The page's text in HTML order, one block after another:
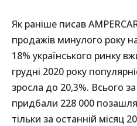
Як раніше писав
продажів минулого року
18% українського ринку
грудні 2020 року
зросла до 20,3%. Всього
придбали 228 000
тільки за останній місяц